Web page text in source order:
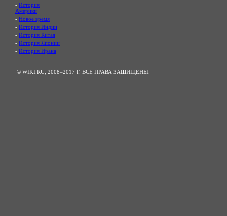
- История
Америки
- Новое время
- История Индии
- История Китая
- История Японии
- История Ирана
© WIKI.RU, 2008–2017 Г. ВСЕ ПРАВА ЗАЩИЩЕНЫ.